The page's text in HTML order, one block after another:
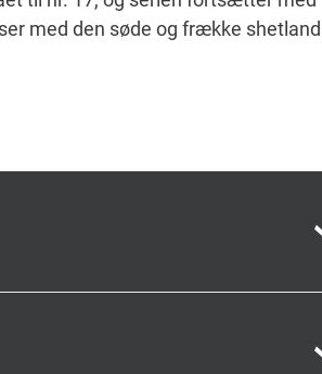
med den søde og frække